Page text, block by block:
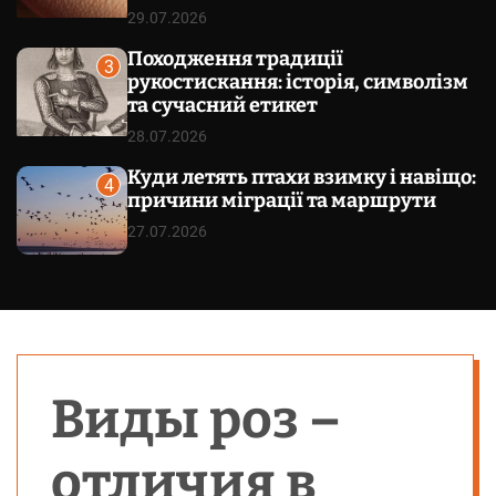
29.07.2026
3
Походження традиції
рукостискання: історія, символізм
та сучасний етикет
28.07.2026
4
Куди летять птахи взимку і навіщо:
причини міграції та маршрути
27.07.2026
Виды роз –
отличия в